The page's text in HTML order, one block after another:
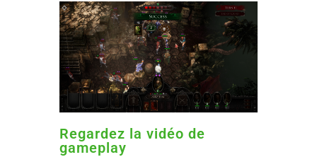
Regardez la vidéo de
gameplay